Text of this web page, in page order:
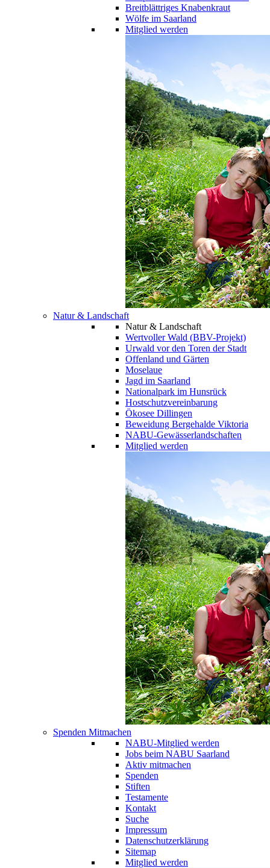
Breitblättriges Knabenkraut
Wölfe im Saarland
Mitglied werden
Natur & Landschaft
Natur & Landschaft
Wertvoller Wald (BBV-Projekt)
Urwald vor den Toren der Stadt
Offenland und Gärten
Moselaue
Jagd im Saarland
Nationalpark im Hunsrück
Hostschutzvereinbarung
Ökosee Dillingen
Beweidung Bergehalde Viktoria
NABU-Gewässerlandschaften
Mitglied werden
Spenden Mitmachen
NABU-Mitglied werden
Jobs beim NABU Saarland
Aktiv mitmachen
Spenden
Stiften
Testamente
Kontakt
Suche
Impressum
Datenschutzerklärung
Sitemap
Mitglied werden